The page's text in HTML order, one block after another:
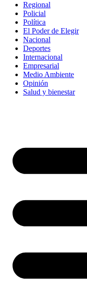
Regional
Policial
Política
El Poder de Elegir
Nacional
Deportes
Internacional
Empresarial
Medio Ambiente
Opinión
Salud y bienestar